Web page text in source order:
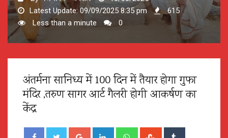
Latest Update: 09/09/2025 8:35 pm
615
Less than a minute
0
अंतर्मना सानिध्य में 100 दिन में तैयार होगा गुफा
मंदिर ,तरुण सागर आर्ट गैलरी होगी आकर्षण का
केंद्र
Google+ LinkedIn WhatsappStumbleUpon